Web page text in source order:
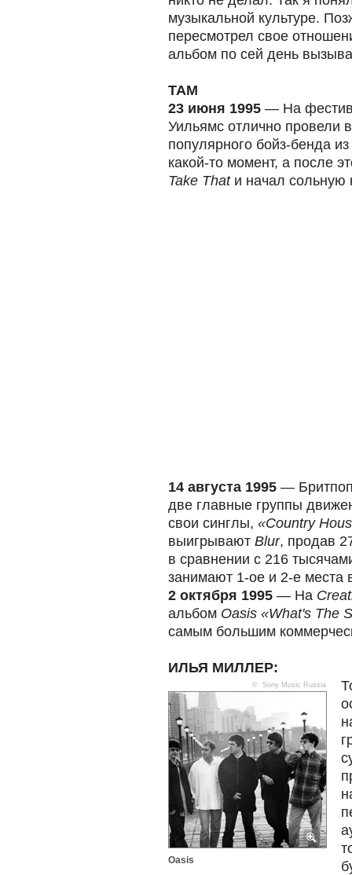
музыкальной культуре.
пересмотрел свое
альбом по сей день
ТАМ
23 июня 1995 — На
Уильямс отлично провели
популярного бойз-бенда
какой-то момент, а после
Take Thatи начал сольную
14 августа 1995 — Бритпоп
две главные группы
свои синглы, «Country
выигрывают Blur, продав
в сравнении с 216
занимают 1-ое и 2-е места
2 октября 1995 — На
альбом Oasis «What's The
самым большим
ИЛЬЯ МИЛЛЕР:
© Sony Music Russia
Oasis